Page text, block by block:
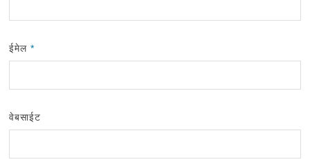
ईमेल*
वेबसाईट